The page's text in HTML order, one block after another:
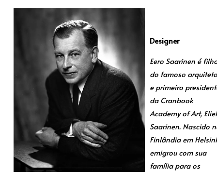
Designer
Eero Saarinen é
do famoso arquiteto
e primeiro
da Cranbook
Academy of Art, Eliel
Saarinen. Nascido
Finlândia em
emigrou com sua
família para os